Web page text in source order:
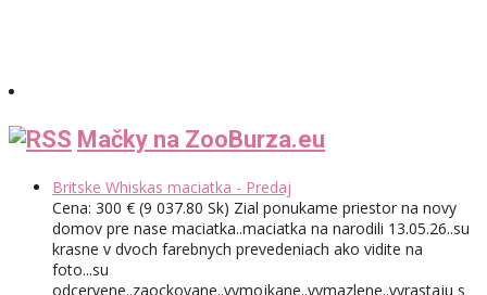
Mačky na ZooBurza.eu
Britske Whiskas maciatka - Predaj
Cena: 300 € (9 037.80 Sk) Zial ponukame priestor na novy
domov pre nase maciatka..maciatka na narodili 13.05.26..su
krasne v dvoch farebnych prevedeniach ako vidite na
foto...su
odcervene..zaockovane..vymojkane..vymazlene..vyrastaju s